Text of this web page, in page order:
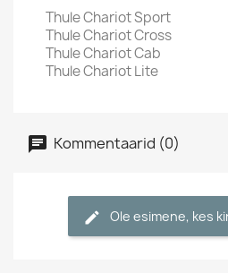
Thule Chariot Sport
Thule Chariot Cross
Thule Chariot Cab
Thule Chariot Lite
Kommentaarid (0)
Ole esimene, kes